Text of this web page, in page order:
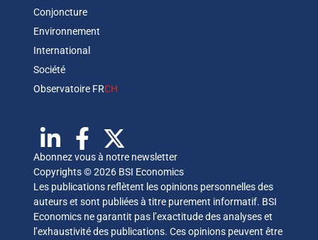
Conjoncture
Environnement
International
Société
Observatoire FRCH
Abonnez vous à notre newsletter
Copyrights © 2026 BSI Economics
Les publications reflètent les opinions personnelles des
auteurs et sont publiées à titre purement informatif. BSI
Economics ne garantit pas l’exactitude des analyses et
l’exhaustivité des publications. Ces opinions peuvent être